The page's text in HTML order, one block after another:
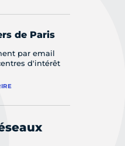
de Paris
par email
d'intérêt